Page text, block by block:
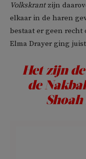
Volkskrantzijn
elkaar in de haren
bestaat er geen recht
Elma Drayer ging
Het zijn
de